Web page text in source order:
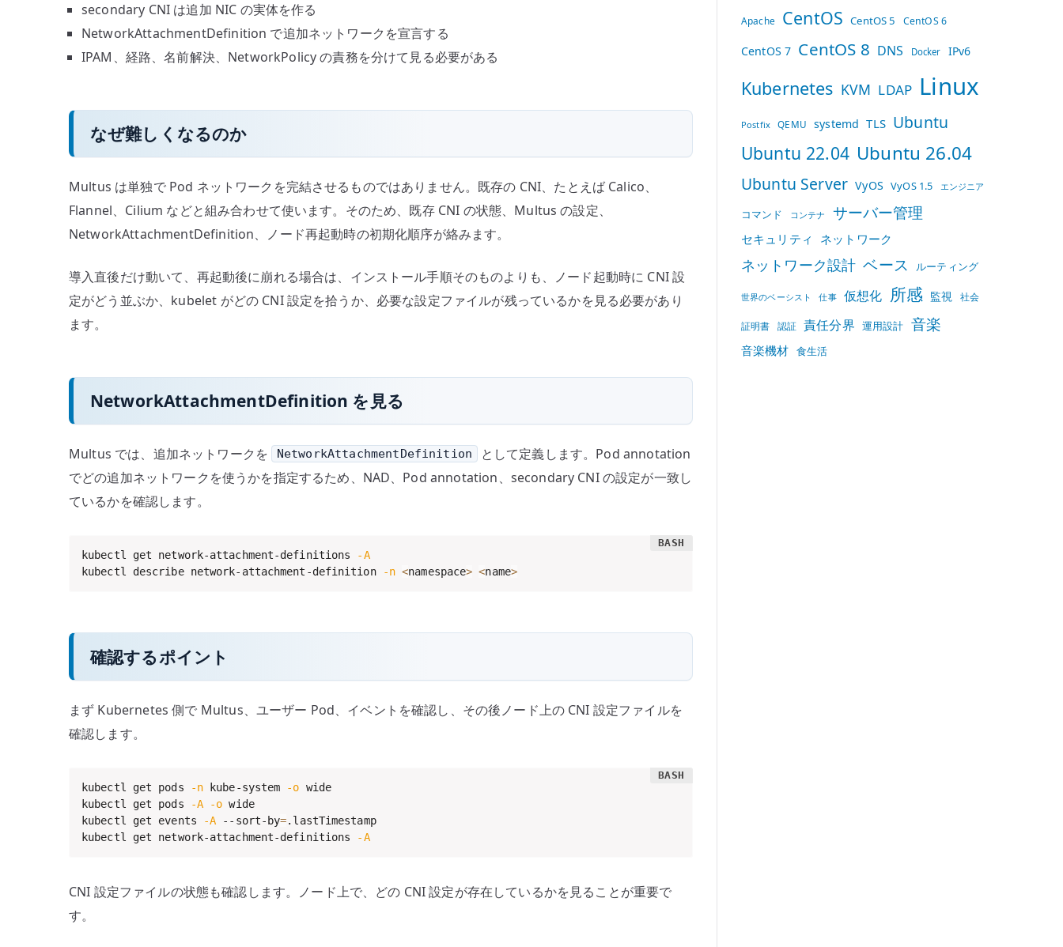
secondary CNI は追加 NIC の実体を作る
NetworkAttachmentDefinition で追加ネットワークを宣言する
IPAM、経路、名前解決、NetworkPolicy の責務を分けて見る必要がある
なぜ難しくなるのか
Multus は単独で Pod ネットワークを完結させるものではありません。既存の CNI、たとえば Calico、
Flannel、Cilium などと組み合わせて使います。そのため、既存 CNI の状態、Multus の設定、
NetworkAttachmentDefinition、ノード再起動時の初期化順序が絡みます。
導入直後だけ動いて、再起動後に崩れる場合は、インストール手順そのものよりも、ノード起動時に CNI 設
定がどう並ぶか、kubelet がどの CNI 設定を拾うか、必要な設定ファイルが残っているかを見る必要があり
ます。
NetworkAttachmentDefinition を見る
Multus では、追加ネットワークを NetworkAttachmentDefinition
として定義します。Pod annotation
でどの追加ネットワークを使うかを指定するため、NAD、Pod annotation、secondary CNI の設定が一致し
ているかを確認します。
kubectl get network-attachment-definitions -A
kubectl describe network-attachment-definition
-n <namespace> <name>
確認するポイント
まず Kubernetes 側で Multus、ユーザー Pod、イベントを確認し、その後ノード上の CNI 設定ファイルを
確認します。
kubectl get pods -n kube-system -o wide
kubectl get pods
-A -o wide
kubectl get events
-A --sort-by=.lastTimestamp
kubectl get network-attachment-definitions -A
CNI 設定ファイルの状態も確認します。ノード上で、どの CNI 設定が存在しているかを見ることが重要で
す。
Apache CentOS CentOS 5 CentOS 6
CentOS 7 CentOS 8 DNS Docker IPv6
Kubernetes KVM LDAP Linux
Postfix QEMU systemd TLS Ubuntu
Ubuntu 22.04 Ubuntu 26.04
Ubuntu Server VyOS VyOS 1.5 エンジニア
コマンド コンテナ サーバー管理
セキュリティ ネットワーク
ネットワーク設計 ベース ルーティング
世界のベーシスト 仕事 仮想化 所感 監視 社会
証明書 認証 責任分界 運用設計 音楽
音楽機材 食生活